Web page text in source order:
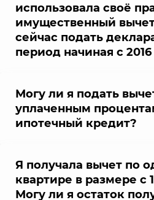
использовала своё
имущественный
сейчас подать
период начиная с 2016
Могу ли я подать
уплаченным
ипотечный кредит?
Я получала вычет по
квартире в размере с
Могу ли я остаток